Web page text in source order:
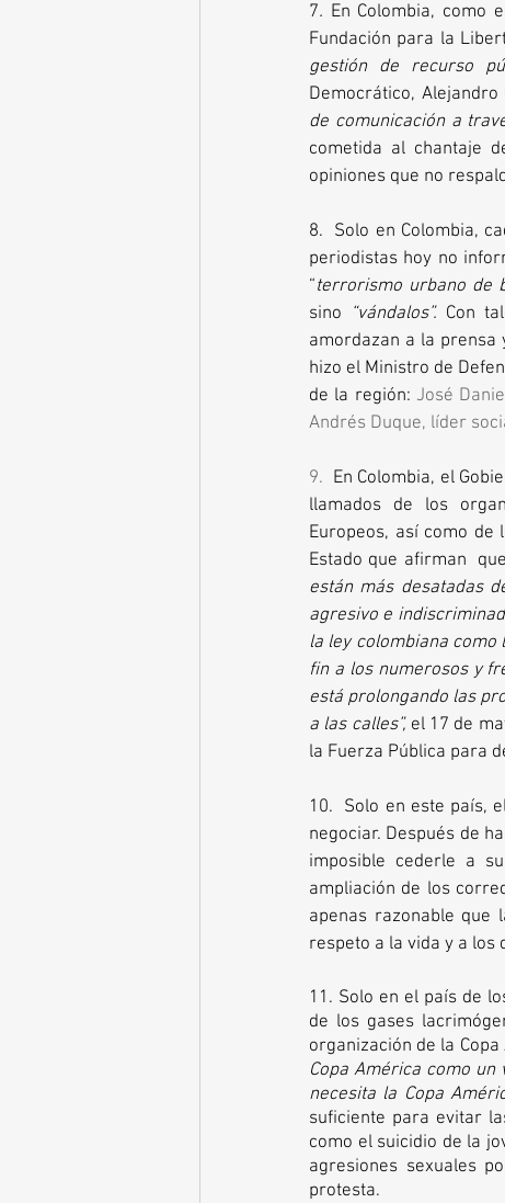
7. En Colombia, como
Fundación para la
gestión de recurso
Democrático,
de comunicación a
cometida al chantaje
opiniones que no
8.  Solo en Colombia,
periodistas hoy no
“terrorismo urbano de
sino “vándalos”. Con
amordazan a la prensa
hizo el Ministro de
de la región: José
Andrés Duque, líder
9. En Colombia, el
llamados de los
Europeos, así como
Estado que afirman  que
están más desatadas
agresivo e
la ley colombiana
fin a los numerosos y
está prolongando las
a las calles”, el 17 de
la Fuerza Pública para
10.  Solo en este país,
negociar. Después de
imposible cederle a
ampliación de los
apenas razonable que
respeto a la vida y a los
11. Solo en el país de
de los gases
organización de la
Copa América como
necesita la Copa
suficiente para evitar
como el suicidio de la
agresiones sexuales
protesta.